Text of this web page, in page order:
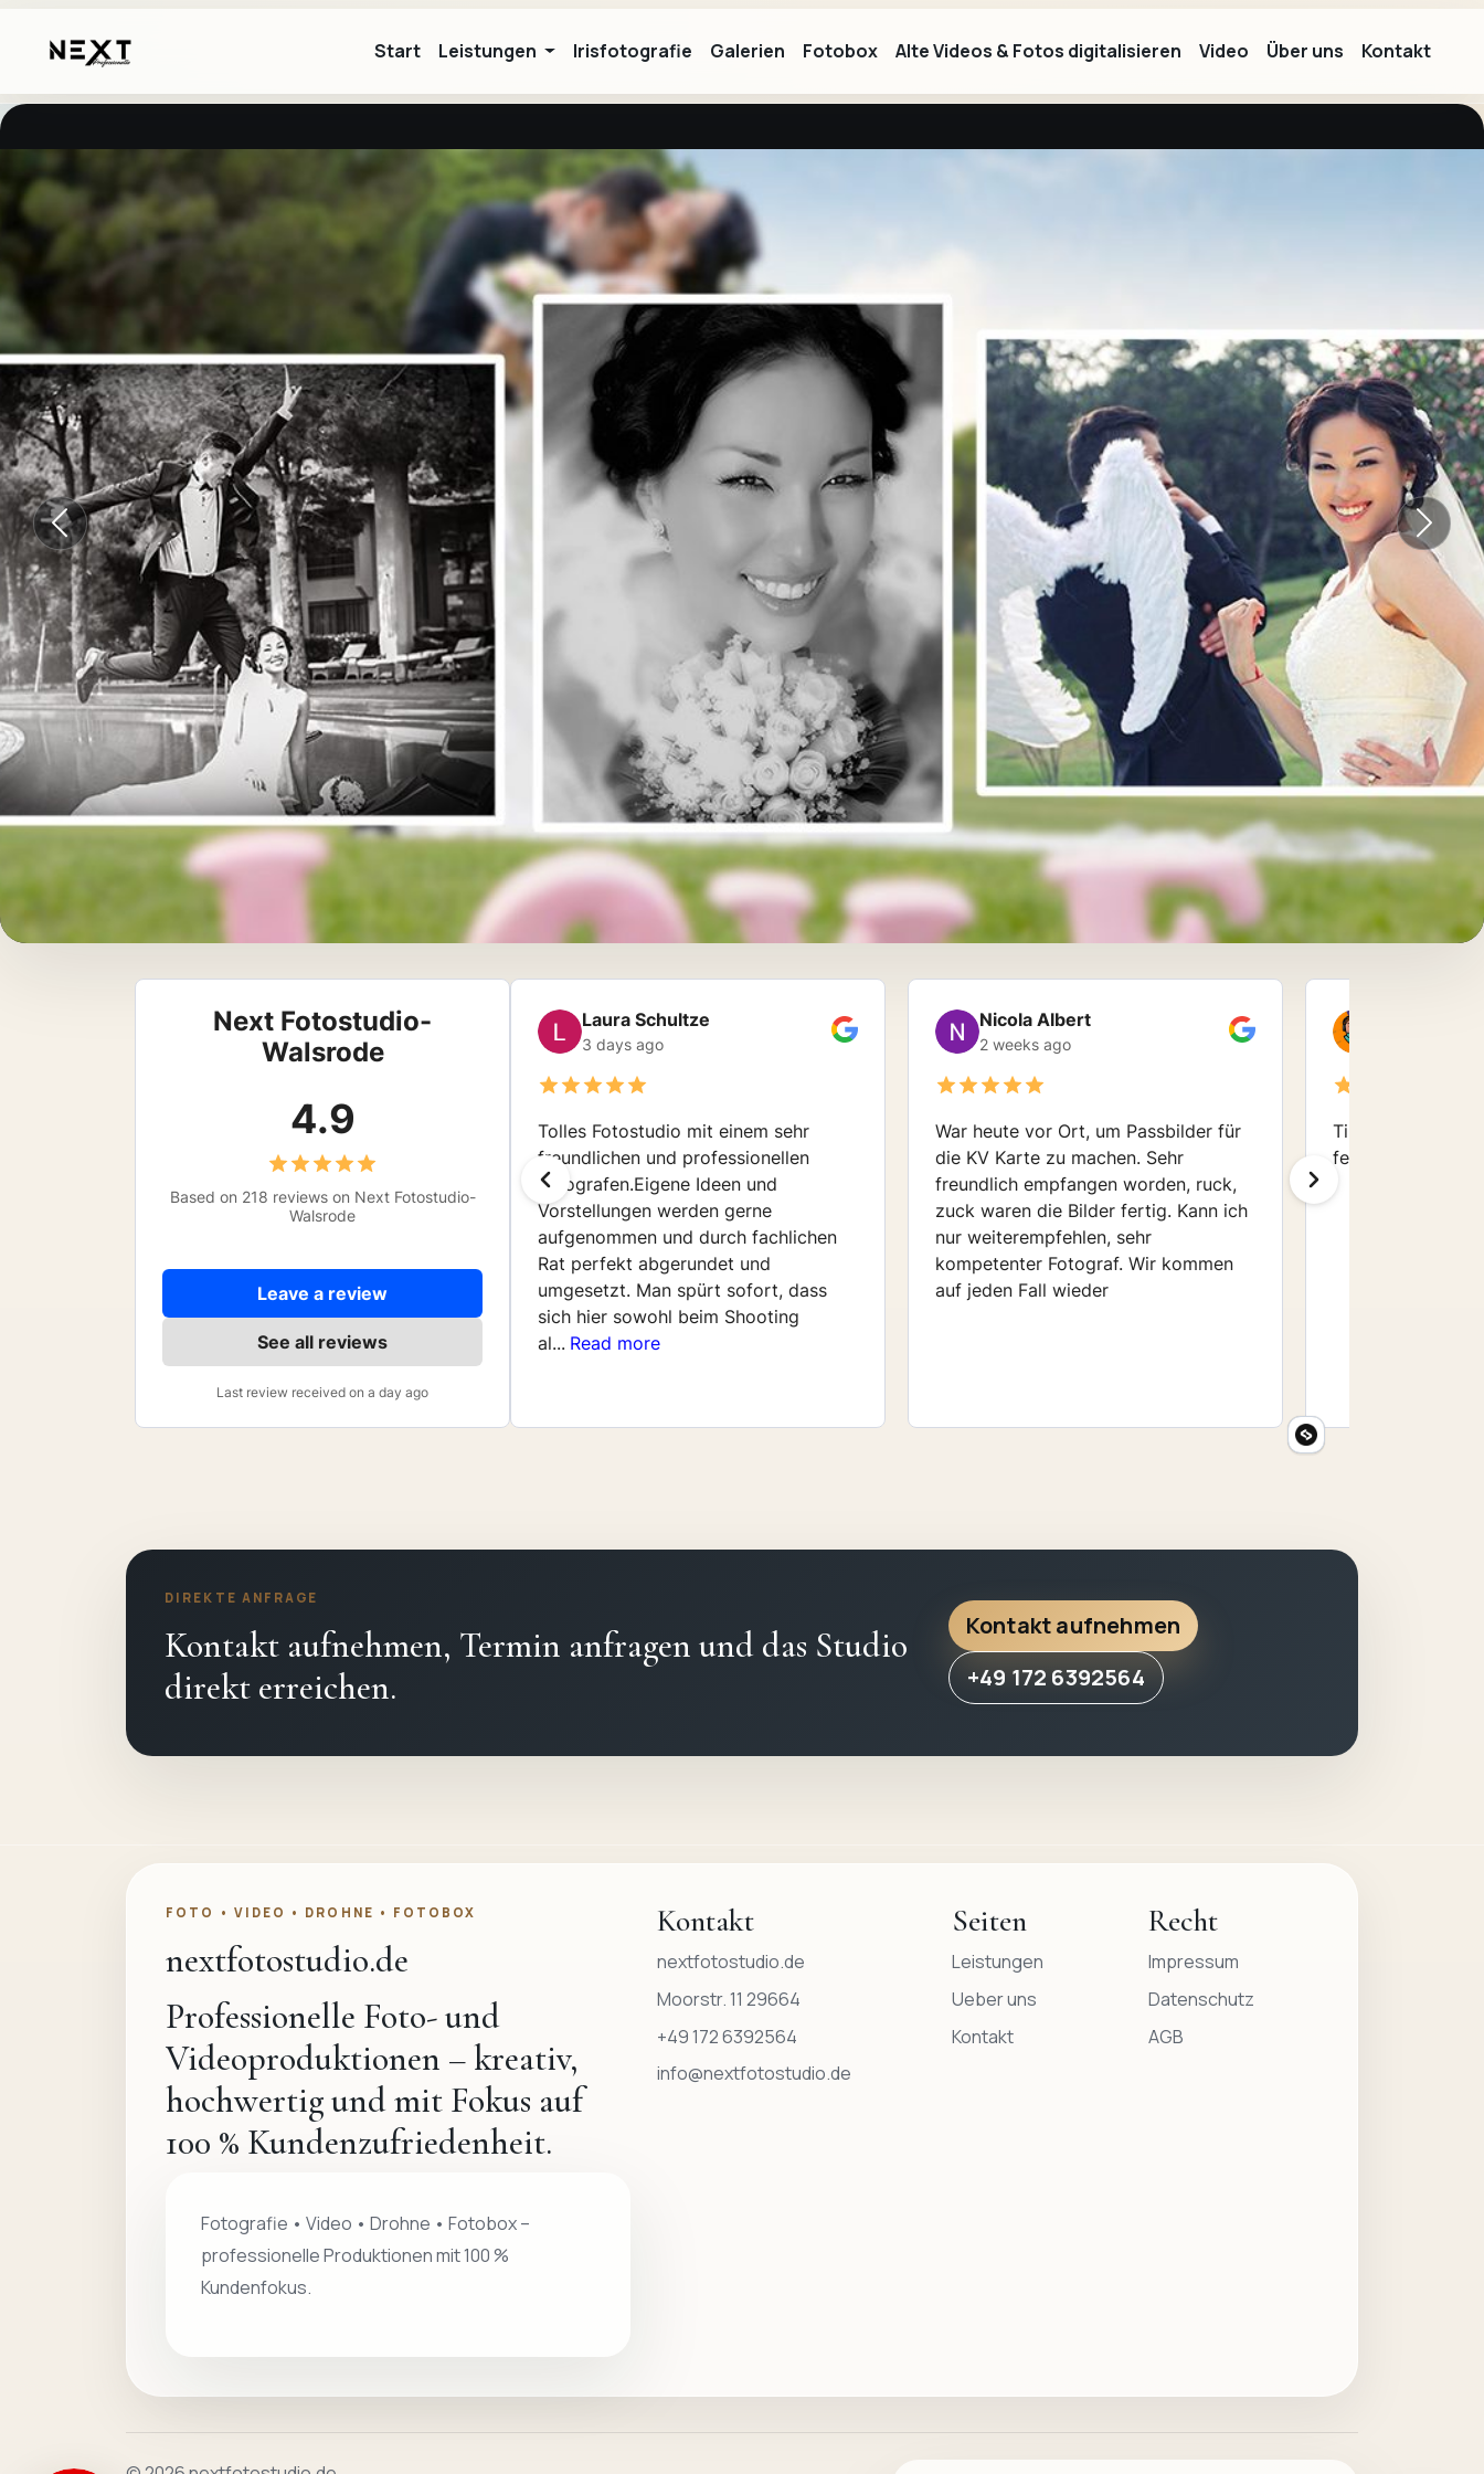
Start Leistungen Irisfotografie Galerien Fotobox Alte Videos & Fotos digitalisieren Video Über uns Kontakt
DIREKTE ANFRAGE
Kontakt aufnehmen, Termin anfragen und das Studio
direkt erreichen.
Kontakt aufnehmen
+49 172 6392564
FOTO • VIDEO • DROHNE • FOTOBOX
nextfotostudio.de
Professionelle Foto- und
Videoproduktionen – kreativ,
hochwertig und mit Fokus auf
100 % Kundenzufriedenheit.
Fotografie • Video • Drohne • Fotobox –
professionelle Produktionen mit 100 %
Kundenfokus.
Kontakt
nextfotostudio.de
Moorstr. 11 29664
+49 172 6392564
info@nextfotostudio.de
Seiten
Leistungen
Ueber uns
Kontakt
Recht
Impressum
Datenschutz
AGB